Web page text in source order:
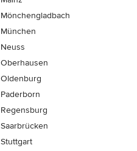
Mönchen­gladbach
München
Neuss
Oberhausen
Oldenburg
Paderborn
Regensburg
Saarbrücken
Stuttgart